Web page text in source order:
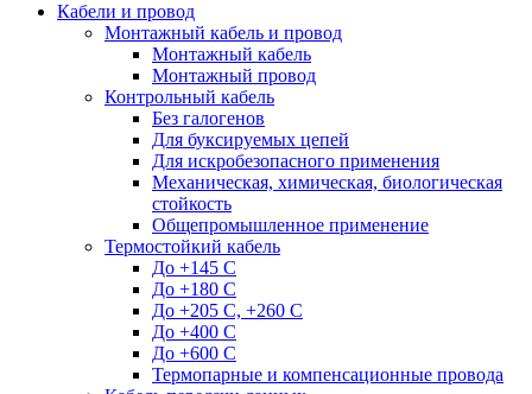
Кабели и провод
Монтажный кабель и провод
Монтажный кабель
Монтажный провод
Контрольный кабель
Без галогенов
Для буксируемых цепей
Для искробезопасного применения
Механическая, химическая, биологическая
стойкость
Общепромышленное применение
Термостойкий кабель
До +145 С
До +180 C
До +205 С, +260 С
До +400 C
До +600 С
Термопарные и компенсационные провода